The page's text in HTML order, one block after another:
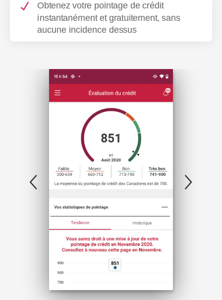
Obtenez votre pointage de crédit
instantanément et gratuitement, sans
aucune incidence dessus
Image
précédente